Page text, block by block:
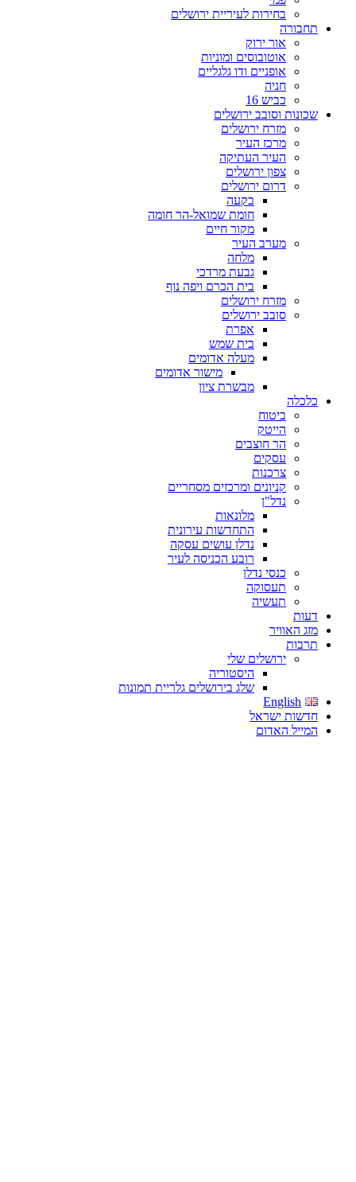
בחירות לעיריית ירושלים
תחבורה
אור ירוק
אוטובוסים ומוניות
אופניים ודו גלגליים
חניה
כביש 16
שכונות וסובב ירושלים
מזרח ירושלים
מרכז העיר
העיר העתיקה
צפון ירושלים
דרום ירושלים
בקעה
חומת שמואל-הר חומה
מקור חיים
מערב העיר
מלחה
גבעת מרדכי
בית הכרם ויפה נוף
מזרח ירושלים
סובב ירושלים
אפרת
בית שמש
מעלה אדומים
מישור אדומים
מבשרת ציון
כלכלה
ביטוח
הייטק
הר חוצבים
עסקים
צרכנות
קניונים ומרכזים מסחריים
נדל"ן
מלונאות
התחדשות עירונית
נדלן עושים עסקה
רובע הכניסה לעיר
כנסי נדלן
תעסוקה
תעשיה
דעות
מזג האוויר
תרבות
ירושלים שלי
היסטוריה
שלג בירושלים גלריית תמונות
English
חדשות ישראל
המייל האדום